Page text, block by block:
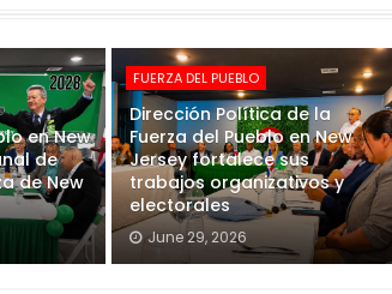
en New
de
de New
FUERZA DEL PUEBLO
Dirección Política de la
Fuerza del Pueblo en New
Jersey fortalece sus
trabajos organizativos y
electorales
June 29, 2026